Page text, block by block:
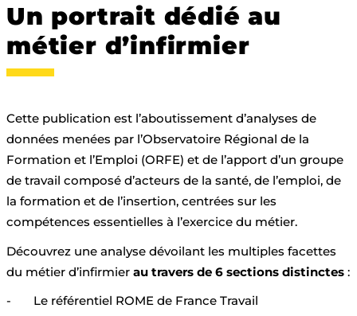
Un portrait dédié au
métier d’infirmier
Cette publication est l’aboutissement d’analyses de
données menées par l’Observatoire Régional de la
Formation et l’Emploi (ORFE) et de l’apport d’un groupe
de travail composé d’acteurs de la santé, de l’emploi, de
la formation et de l’insertion, centrées sur les
compétences essentielles à l’exercice du métier.
Découvrez une analyse dévoilant les multiples facettes
du métier d’infirmier au travers de 6 sections distinctes :
-
Le référentiel ROME de France Travail